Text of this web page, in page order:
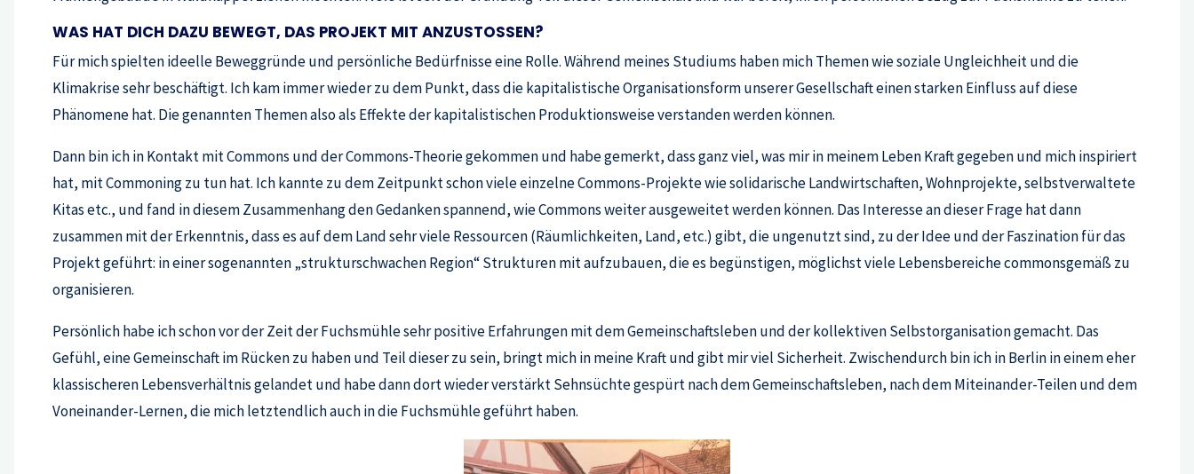
WAS HAT DICH DAZU BEWEGT, DAS PROJEKT MIT ANZUSTOSSEN?
Für mich spielten ideelle Beweggründe und persönliche Bedürfnisse eine Rolle. Während meines Studiums haben mich Themen wie soziale Ungleichheit und die
Klimakrise sehr beschäftigt. Ich kam immer wieder zu dem Punkt, dass die kapitalistische Organisationsform unserer Gesellschaft einen starken Einfluss auf diese
Phänomene hat. Die genannten Themen also als Effekte der kapitalistischen Produktionsweise verstanden werden können.
Dann bin ich in Kontakt mit Commons und der Commons-Theorie gekommen und habe gemerkt, dass ganz viel, was mir in meinem Leben Kraft gegeben und mich inspiriert
hat, mit Commoning zu tun hat. Ich kannte zu dem Zeitpunkt schon viele einzelne Commons-Projekte wie solidarische Landwirtschaften, Wohnprojekte, selbstverwaltete
Kitas etc., und fand in diesem Zusammenhang den Gedanken spannend, wie Commons weiter ausgeweitet werden können. Das Interesse an dieser Frage hat dann
zusammen mit der Erkenntnis, dass es auf dem Land sehr viele Ressourcen (Räumlichkeiten, Land, etc.) gibt, die ungenutzt sind, zu der Idee und der Faszination für das
Projekt geführt: in einer sogenannten „strukturschwachen Region“ Strukturen mit aufzubauen, die es begünstigen, möglichst viele Lebensbereiche commonsgemäß zu
organisieren.
Persönlich habe ich schon vor der Zeit der Fuchsmühle sehr positive Erfahrungen mit dem Gemeinschaftsleben und der kollektiven Selbstorganisation gemacht. Das
Gefühl, eine Gemeinschaft im Rücken zu haben und Teil dieser zu sein, bringt mich in meine Kraft und gibt mir viel Sicherheit. Zwischendurch bin ich in Berlin in einem eher
klassischeren Lebensverhältnis gelandet und habe dann dort wieder verstärkt Sehnsüchte gespürt nach dem Gemeinschaftsleben, nach dem Miteinander-Teilen und dem
Voneinander-Lernen, die mich letztendlich auch in die Fuchsmühle geführt haben.